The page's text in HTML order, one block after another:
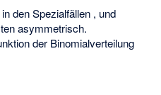
den Spezialfällen , und
asymmetrisch.
der Binomialverteilung